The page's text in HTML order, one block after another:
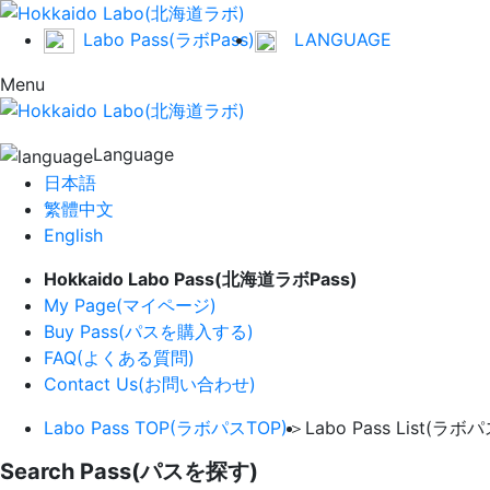
Labo Pass(ラボPass) LANGUAGE
Menu
Language
日本語
繁體中文
English
Hokkaido Labo Pass(北海道ラボPass)
My Page(マイページ)
Buy Pass(パスを購入する)
FAQ(よくある質問)
Contact Us(お問い合わせ)
Labo Pass TOP(ラボパスTOP)＞ Labo Pass List(ラボパ
Search Pass(パスを探す)